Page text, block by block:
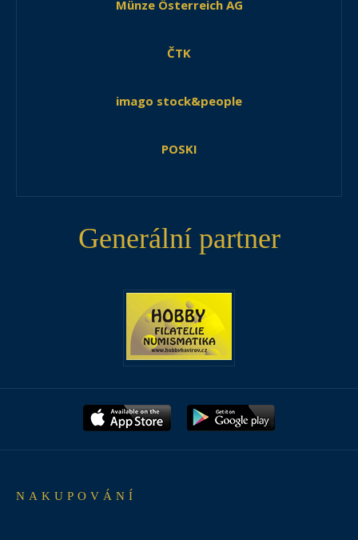
Münze Österreich AG
ČTK
imago stock&people
POSKI
Generální partner
NAKUPOVÁNÍ